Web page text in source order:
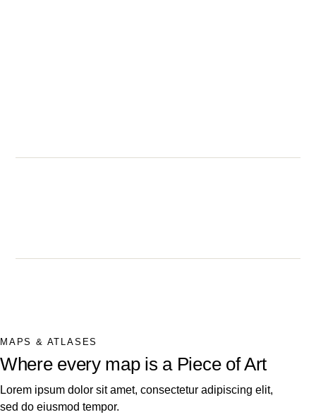
MAPS & ATLASES
Where every map is a Piece of Art
Lorem ipsum dolor sit amet, consectetur adipiscing elit,
sed do eiusmod tempor.